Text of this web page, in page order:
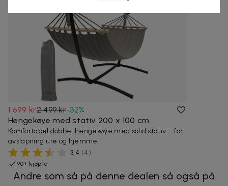
1 699 kr2 499 kr-32%
Hengekøye med stativ 200 x 100 cm
Komfortabel dobbel hengekøye med solid stativ – for
avslapning ute og hjemme.
3,4 (4)
90+ kjøpte
Andre som så på denne dealen så også på